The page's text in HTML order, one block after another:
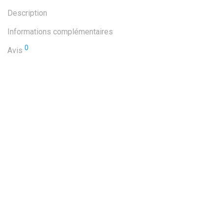
Description
Informations complémentaires
Avis 0